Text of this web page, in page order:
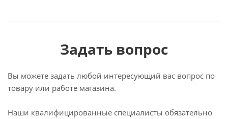
Задать вопрос
Вы можете задать любой интересующий вас вопрос по
товару или работе магазина.
Наши квалифицированные специалисты обязательно